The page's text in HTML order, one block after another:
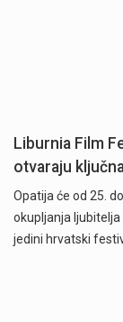
Liburnia Film
otvaraju
Opatija će od 25.
okupljanja
jedini hrvatski